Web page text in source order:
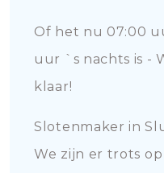
Of het nu 07:00
uur `s nachts is -
klaar!
Slotenmaker in
We zijn er trots